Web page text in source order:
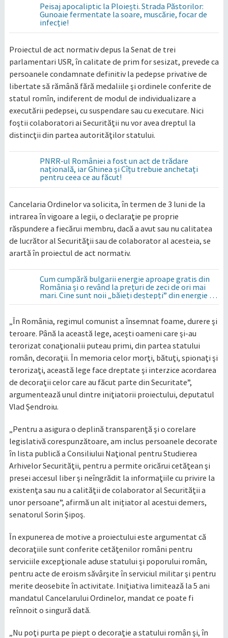
Peisaj apocaliptic la Ploiești. Strada Păstorilor:
Gunoaie fermentate la soare, muscărie, focar de
infecție!
Proiectul de act normativ depus la Senat de trei
parlamentari USR, în calitate de prim for sesizat, prevede ca
persoanele condamnate definitiv la pedepse privative de
libertate să rămână fără medaliile şi ordinele conferite de
statul romîn, indiferent de modul de individualizare a
executării pedepsei, cu suspendare sau cu executare. Nici
foştii colaboratori ai Securităţii nu vor avea dreptul la
distincţii din partea autorităţilor statului.
PNRR-ul României a fost un act de trădare
națională, iar Ghinea și Cîțu trebuie anchetați
pentru ceea ce au făcut!
Cancelaria Ordinelor va solicita, în termen de 3 luni de la
intrarea în vigoare a legii, o declaraţie pe proprie
răspundere a fiecărui membru, dacă a avut sau nu calitatea
de lucrător al Securităţii sau de colaborator al acesteia, se
arartă în proiectul de act normativ.
Cum cumpără bulgarii energie aproape gratis din
România și o revând la prețuri de zeci de ori mai
mari. Cine sunt noii „băieți deștepți” din energie de
la sud de Dunăre
„În România, regimul comunist a însemnat foame, durere şi
teroare. Până la această lege, aceşti oameni care şi-au
terorizat conaţionalii puteau primi, din partea statului
român, decoraţii. În memoria celor morţi, bătuţi, spionaţi şi
terorizaţi, această lege face dreptate şi interzice acordarea
de decoraţii celor care au făcut parte din Securitate”,
argumentează unul dintre iniţiatorii proiectului, deputatul
Vlad Şendroiu.
„Pentru a asigura o deplină transparenţă şi o corelare
legislativă corespunzătoare, am inclus persoanele decorate
în lista publică a Consiliului Naţional pentru Studierea
Arhivelor Securităţii, pentru a permite oricărui cetăţean şi
presei accesul liber şi neîngrădit la informaţiile cu privire la
existenţa sau nu a calităţii de colaborator al Securităţii a
unor persoane”, afirmă un alt inițiator al acestui demers,
senatorul Sorin Şipoş.
În expunerea de motive a proiectului este argumentat că
decoraţiile sunt conferite cetăţenilor români pentru
serviciile excepţionale aduse statului şi poporului român,
pentru acte de eroism săvârşite în serviciul militar şi pentru
merite deosebite în activitate. Iniţiativa limitează la 5 ani
mandatul Cancelarului Ordinelor, mandat ce poate fi
reînnoit o singură dată.
„Nu poţi purta pe piept o decoraţie a statului român şi, în